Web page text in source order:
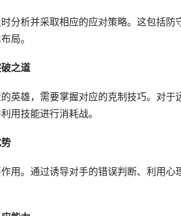
分析并采取相应的应对策略。这包括
局。
之道
英雄，需要掌握对应的克制技巧。对于
用技能进行消耗战。
用。通过诱导对手的错误判断、利用